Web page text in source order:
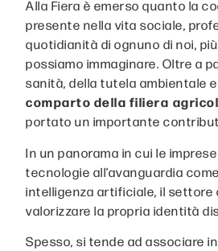
Alla Fiera è emerso quanto la
presente nella vita sociale,
quotidianità di ognuno di noi,
possiamo immaginare. Oltre a
sanità, della tutela ambientale e
comparto della filiera
portato un importante
In un panorama in cui le
tecnologie all’avanguardia
intelligenza artificiale, il settore
valorizzare la propria identità
Spesso, si tende ad associare